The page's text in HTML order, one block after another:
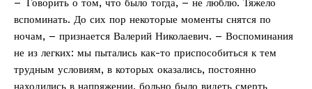
– Говорить о том, что было тогда, – не люблю. Тяжело
вспоминать. До сих пор некоторые моменты снятся по
ночам, – признается Валерий Николаевич. – Воспоминания
не из легких: мы пытались как-то приспособиться к тем
трудным условиям, в которых оказались, постоянно
находились в напряжении, больно было видеть смерть